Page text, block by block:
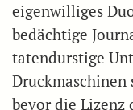
eigenwilliges
bedächtige
tatendurstige
Druckmaschinen
bevor die Lizenz